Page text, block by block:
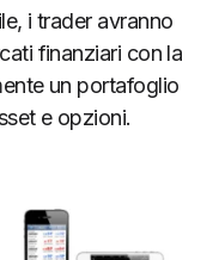
i trader avranno
finanziari con la
un portafoglio
e opzioni.